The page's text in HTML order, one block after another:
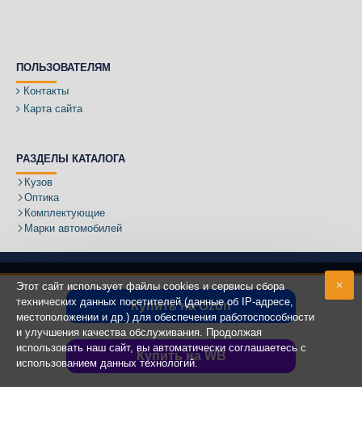
Купить на Ozon
Купить на WB
ПОЛЬЗОВАТЕЛЯМ
Контакты
Карта сайта
РАЗДЕЛЫ КАТАЛОГА
Кузов
Оптика
Комплектующие
Марки автомобилей
Адрес:
Copyright ©2020 - 2025КУЗОВИК.РУ
Этот сайт использует файлы cookies и сервисы сбора
технических данных посетителей (данные об IP-адресе,
местоположении и др.) для обеспечения работоспособности
и улучшения качества обслуживания. Продолжая
использовать наш сайт, вы автоматически соглашаетесь с
использованием данных технологий.